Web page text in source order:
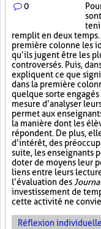
0
remplit en deux temps.
première colonne les
qu’ils jugent être les
controversés. Puis,
expliquent ce que
dans la première
quelque sorte
mesure d’analyser
permet aux
la manière dont les
répondent. De plus,
d’intérêt, des
suite, les enseignants
doter de moyens leur
liens entre leurs
l’évaluation des
investissement de
cette activité ne
Réflexion